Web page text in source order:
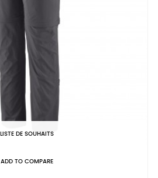
LISTE DE SOUHAITS
ADD TO COMPARE